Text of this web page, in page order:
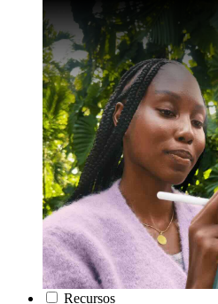
Recursos